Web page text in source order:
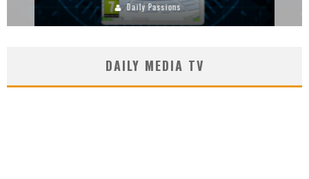
Carlos Mühlig
DAILY MEDIA TV